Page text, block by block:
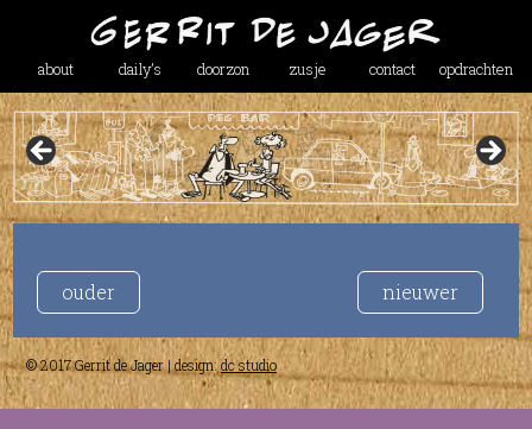
about daily’s doorzon zusje contact opdrachten
ouder nieuwer
© 2017 Gerrit de Jager | design:dc studio